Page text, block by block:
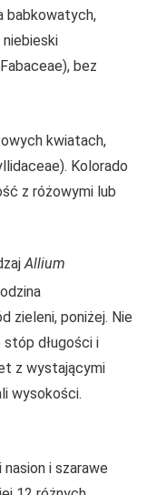
babkowatych,
bez
kwiatach,
Kolorado
z różowymi lub
Allium
zieleni, poniżej. Nie
stóp długości i
z wystającymi
wysokości.
nasion i szarawe